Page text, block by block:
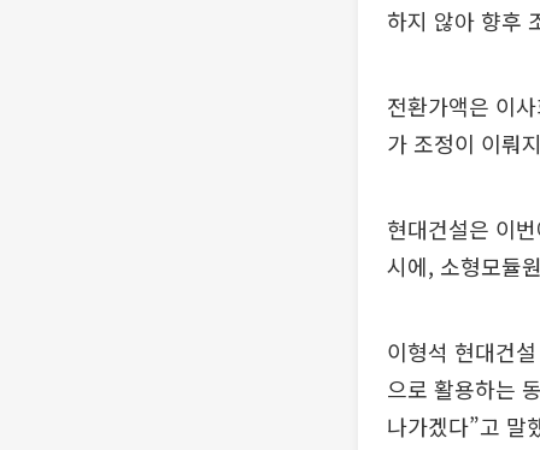
하지 않아 향후
전환가액은 이
가 조정이 이뤄
현대건설은 이
시에, 소형모듈
이형석 현대건
으로 활용하는
나가겠다”고 말